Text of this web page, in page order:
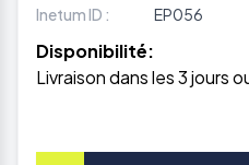
Inetum ID :
EP056
Disponibilité:
Livraison dans les 3 jours